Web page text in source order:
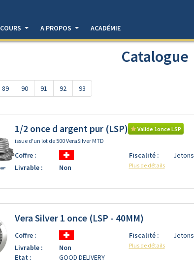
COURS A PROPOS ACADÉMIE
Catalogue
89 90 91 92 93
1/2 once d argent pur (LSP)
Valide 1once LSP
issue d'un lot de 500 VeraSilver MTD
Coffre :
Livrable :
Non
Fiscalité : Jetons
Plus de détails
Vera Silver 1 once (LSP - 40MM)
Coffre :
Livrable :
Non
Etat :
GOOD DELIVERY
Fiscalité : Jetons
Plus de détails